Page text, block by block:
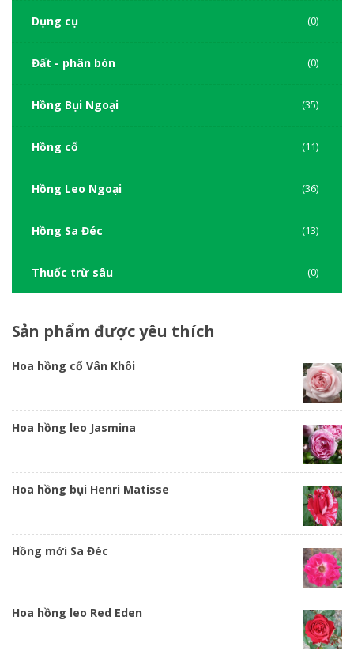
Dụng cụ (0)
Đất - phân bón (0)
Hồng Bụi Ngoại (35)
Hồng cổ (11)
Hồng Leo Ngoại (36)
Hồng Sa Đéc (13)
Thuốc trừ sâu (0)
Sản phẩm được yêu thích
Hoa hồng cổ Vân Khôi
Hoa hồng leo Jasmina
Hoa hồng bụi Henri Matisse
Hồng mới Sa Đéc
Hoa hồng leo Red Eden